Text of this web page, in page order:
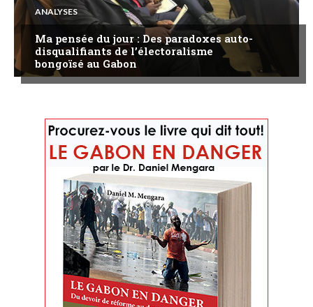
ANALYSES
Ma pensée du jour : Des paradoxes auto-
disqualifiants de l’électoralisme
bongoïsé au Gabon